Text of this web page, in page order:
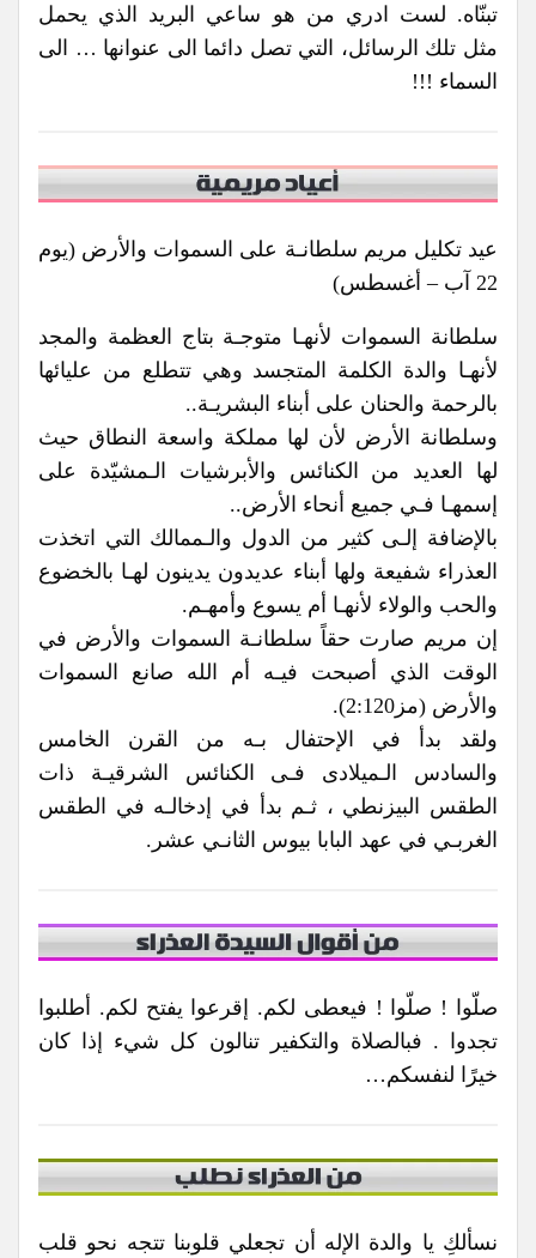
تبنّاه. لست ادري من هو ساعي البريد الذي يحمل
مثل تلك الرسائل، التي تصل دائما الى عنوانها … الى
السماء !!!
عيد تكليل مريم سلطانـة على السموات والأرض (يوم
22 آب – أغسطس)
سلطانة السموات لأنهـا متوجـة بتاج العظمة والمجد
لأنهـا والدة الكلمة المتجسد وهي تتطلع من عليائها
بالرحمة والحنان على أبناء البشريـة..
وسلطانة الأرض لأن لها مملكة واسعة النطاق حيث
لها العديد من الكنائس والأبرشيات الـمشيّدة على
إسمهـا فـي جميع أنحاء الأرض..
بالإضافة إلـى كثير من الدول والـممالك التي اتخذت
العذراء شفيعة ولها أبناء عديدون يدينون لهـا بالخضوع
والحب والولاء لأنهـا أم يسوع وأمهـم.
إن مريم صارت حقاً سلطانـة السموات والأرض في
الوقت الذي أصبحت فيـه أم الله صانع السموات
والأرض (مز2:120).
ولقد بدأ في الإحتفال بـه من القرن الخامس
والسادس الـميلادى فـى الكنائس الشرقيـة ذات
الطقس البيزنطي ، ثـم بدأ في إدخالـه في الطقس
الغربـي في عهد البابا بيوس الثانـي عشر.
صلّوا ! صلّوا ! فيعطى لكم. إقرعوا يفتح لكم. أطلبوا
تجدوا . فبالصلاة والتكفير تنالون كل شيء إذا كان
خيرًا لنفسكم…
نسألكِ يا والدة الإله أن تجعلي قلوبنا تتجه نحو قلب